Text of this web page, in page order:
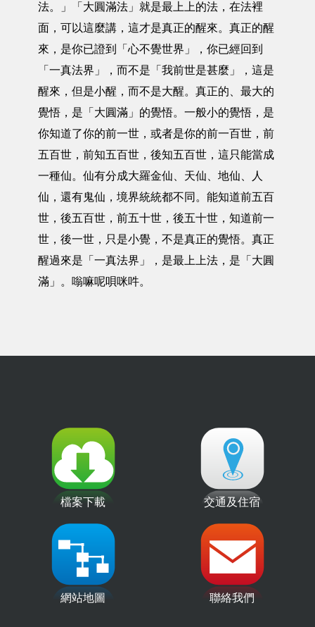
法。」「大圓滿法」就是最上上的法，在法裡
面，可以這麼講，這才是真正的醒來。真正的醒
來，是你已證到「心不覺世界」，你已經回到
「一真法界」，而不是「我前世是甚麼」，這是
醒來，但是小醒，而不是大醒。真正的、最大的
覺悟，是「大圓滿」的覺悟。一般小的覺悟，是
你知道了你的前一世，或者是你的前一百世，前
五百世，前知五百世，後知五百世，這只能當成
一種仙。仙有分成大羅金仙、天仙、地仙、人
仙，還有鬼仙，境界統統都不同。能知道前五百
世，後五百世，前五十世，後五十世，知道前一
世，後一世，只是小覺，不是真正的覺悟。真正
醒過來是「一真法界」，是最上上法，是「大圓
滿」。嗡嘛呢唄咪吽。
檔案下載 交通及住宿
網站地圖 聯絡我們